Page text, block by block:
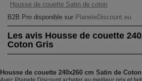
Housse de couette Satin de coton
B2B Pro disponible sur PlaneteDiscount.eu
Les avis Housse de couette
Coton Gris
Housse de couette 240x260 cm Satin de